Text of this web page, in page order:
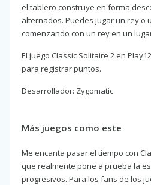
el tablero construye en forma
alternados. Puedes jugar un rey o
comenzando con un rey en un
El juego Classic Solitaire 2 en
para registrar puntos.
Desarrollador: Zygomatic
Más juegos como este
Me encanta pasar el tiempo con
que realmente pone a prueba la
progresivos. Para los fans de los